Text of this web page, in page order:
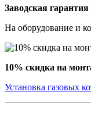
Заводская гарантия
На оборудование и
10% скидка на
Установка газовых